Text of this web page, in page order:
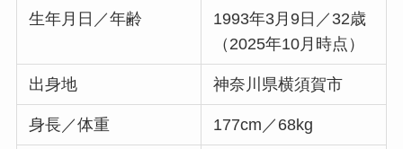
生年月日／年齢
1993年3月9日／32歳
（2025年10月時点）
出身地 神奈川県横須賀市
身長／体重 177cm／68kg